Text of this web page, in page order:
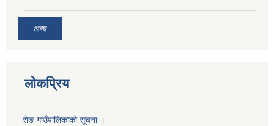
अन्य
लोकप्रिय
राेङ गाउँपालिकाको सूचना ।